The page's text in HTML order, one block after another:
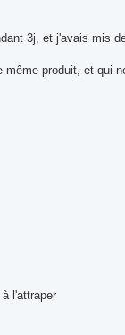
3j, et j'avais mis
produit, et qui
l'attraper